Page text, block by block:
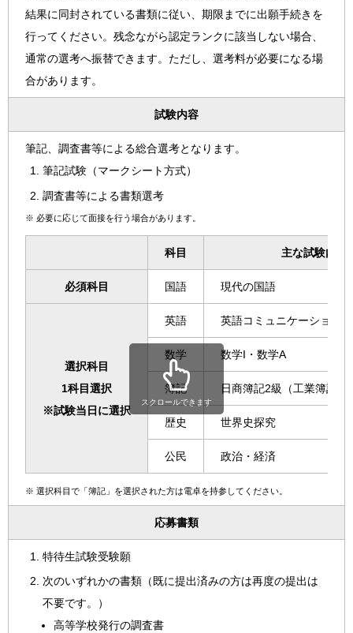
結果に同封されている書類に従い、期限までに出願手続きを
行ってください。残念ながら認定ランクに該当しない場合、
通常の選考へ振替できます。ただし、選考料が必要になる場
合があります。
試験内容
筆記、調査書等による総合選考となります。
筆記試験（マークシート方式）
調査書等による書類選考
※ 必要に応じて面接を行う場合があります。
科目 主な試験内容
必須科目 国語 現代の国語
選択科目
1科目選択
※試験当日に選択
英語 英語コミュニケーション
数学 数学I・数学A
簿記 日商簿記2級（工業簿記を
歴史 世界史探究
公民 政治・経済
※ 選択科目で「簿記」を選択された方は電卓を持参してください。
スクロールできます
応募書類
特待生試験受験願
次のいずれかの書類（既に提出済みの方は再度の提出は
不要です。）
高等学校発行の調査書